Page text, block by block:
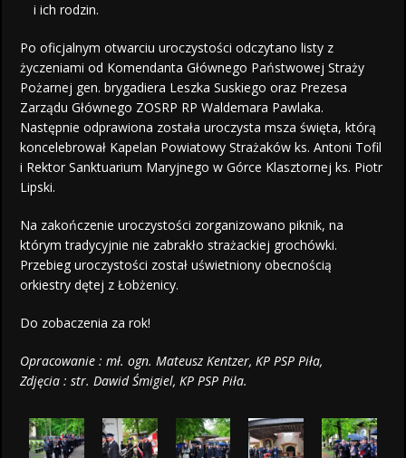
i ich rodzin.
Po oficjalnym otwarciu uroczystości odczytano listy z
życzeniami od Komendanta Głównego Państwowej Straży
Pożarnej gen. brygadiera Leszka Suskiego oraz Prezesa
Zarządu Głównego ZOSRP RP Waldemara Pawlaka.
Następnie odprawiona została uroczysta msza święta, którą
koncelebrował Kapelan Powiatowy Strażaków ks. Antoni Tofil
i Rektor Sanktuarium Maryjnego w Górce Klasztornej ks. Piotr
Lipski.
Na zakończenie uroczystości zorganizowano piknik, na
którym tradycyjnie nie zabrakło strażackiej grochówki.
Przebieg uroczystości został uświetniony obecnością
orkiestry dętej z Łobżenicy.
Do zobaczenia za rok!
Opracowanie : mł. ogn. Mateusz Kentzer, KP PSP Piła,
Zdjęcia : str. Dawid Śmigiel, KP PSP Piła.